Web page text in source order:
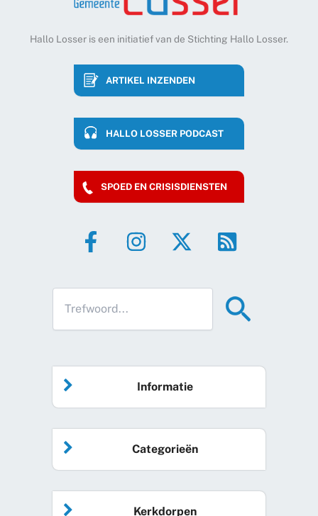
Hallo Losser is een initiatief van de Stichting Hallo Losser.
ARTIKEL INZENDEN
HALLO LOSSER PODCAST
SPOED EN CRISISDIENSTEN
Informatie
Home
Agenda
Categorieën
Algemeen nieuws
Kerkdorpen